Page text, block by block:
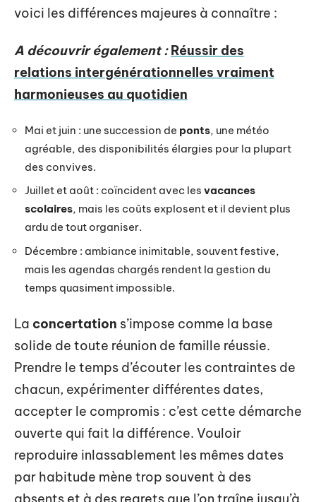
voici les différences majeures à connaître :
A découvrir également : Réussir des
relations intergénérationnelles vraiment
harmonieuses au quotidien
Mai et juin : une succession de ponts, une météo
agréable, des disponibilités élargies pour la plupart
des convives.
Juillet et août : coïncident avec les vacances
scolaires, mais les coûts explosent et il devient plus
ardu de tout organiser.
Décembre : ambiance inimitable, souvent festive,
mais les agendas chargés rendent la gestion du
temps quasiment impossible.
La concertation s’impose comme la base
solide de toute réunion de famille réussie.
Prendre le temps d’écouter les contraintes de
chacun, expérimenter différentes dates,
accepter le compromis : c’est cette démarche
ouverte qui fait la différence. Vouloir
reproduire inlassablement les mêmes dates
par habitude mène trop souvent à des